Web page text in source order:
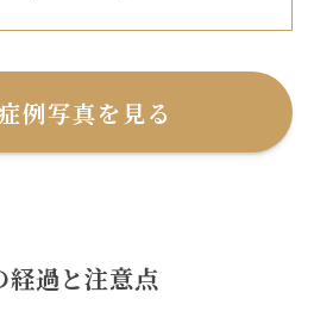
例写真を見る
経過と注意点